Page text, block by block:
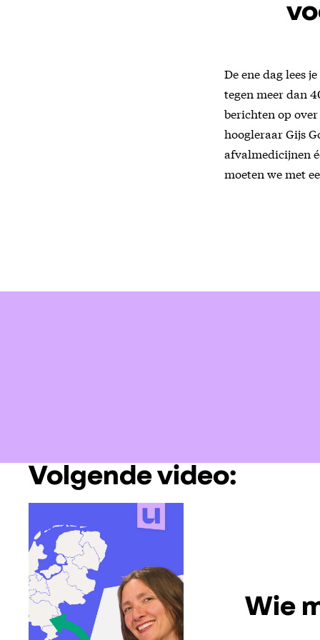
De ene dag lees
tegen meer dan
berichten op
hoogleraar Gijs
afvalmedicijnen
moeten we met
Volgende video:
Wie